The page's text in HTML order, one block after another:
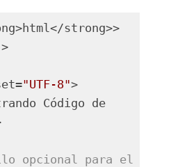
strong>>
>
"UTF-8">
opcional para el